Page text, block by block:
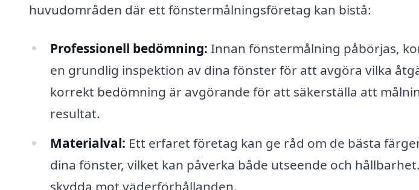
huvudområden där ett fönstermålningsföretag kan bistå:
Professionell bedömning: Innan fönstermålning påbörjas,
en grundlig inspektion av dina fönster för att avgöra vilka
korrekt bedömning är avgörande för att säkerställa att
resultat.
Materialval: Ett erfaret företag kan ge råd om de bästa
dina fönster, vilket kan påverka både utseende och